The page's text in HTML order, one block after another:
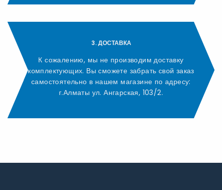
3. ДОСТАВКА
К сожалению, мы не производим доставку
комплектующих. Вы сможете забрать свой заказ
самостоятельно в нашем магазине по адресу:
г.Алматы ул. Ангарская, 103/2.